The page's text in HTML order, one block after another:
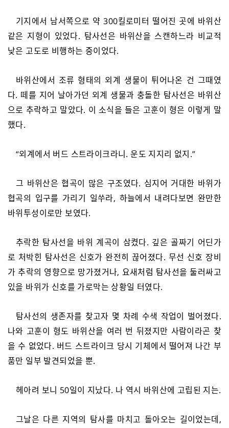
기지에서 남서쪽으로 약 300킬로미터 떨어진 곳에 바위산
같은 지형이 있었다. 탐사선은 바위산을 스캔하느라 비교적
낮은 고도로 비행하는 중이었다.
바위산에서 조류 형태의 외계 생물이 튀어나온 건 그때였
다. 떼를 지어 날아가던 외계 생물과 충돌한 탐사선은 바위산
으로 추락하고 말았다. 이 소식을 들은 고훈이 형은 이렇게 말
했다.
“외계에서 버드 스트라이크라니. 운도 지지리 없지.”
그 바위산은 협곡이 많은 구조였다. 심지어 거대한 바위가
협곡의 입구를 가리기 일쑤라, 하늘에서 내려다보면 완만한
바위투성이로만 보였다.
추락한 탐사선을 바위 계곡이 삼켰다. 깊은 골짜기 어딘가
로 처박힌 탐사선은 신호가 완전히 끊어졌다. 무선 신호 장비
가 추락의 영향으로 망가졌거나, 요새처럼 탐사선을 둘러싸고
있을 바위가 신호를 가로막는 상황일 터였다.
탐사선의 생존자를 찾고자 몇 차례 수색 작업이 벌어졌다.
나와 고훈이 형도 바위산을 여러 번 뒤졌지만 사람이라곤 찾
을 수 없었다. 버드 스트라이크 당시 기체에서 떨어져 나간 부
품만 일부 발견되었을 뿐.
헤아려 보니 50일이 지났다. 나 역시 바위산에 고립된 지는.
그날은 다른 지역의 탐사를 마치고 돌아오는 길이었는데,